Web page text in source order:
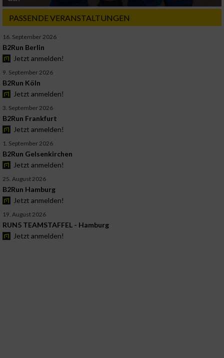
PASSENDE VERANSTALTUNGEN
16. September 2026
B2Run Berlin
Jetzt anmelden!
9. September 2026
B2Run Köln
Jetzt anmelden!
3. September 2026
B2Run Frankfurt
Jetzt anmelden!
1. September 2026
B2Run Gelsenkirchen
Jetzt anmelden!
25. August 2026
B2Run Hamburg
Jetzt anmelden!
19. August 2026
RUN5 TEAMSTAFFEL - Hamburg
Jetzt anmelden!